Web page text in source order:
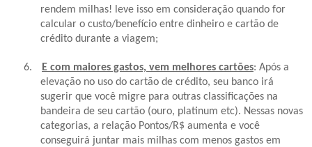
rendem milhas! leve isso em consideração quando for
calcular o custo/benefício entre dinheiro e cartão de
crédito durante a viagem;
6. E com maiores gastos, vem melhores cartões: Após a
elevação no uso do cartão de crédito, seu banco irá
sugerir que você migre para outras classificações na
bandeira de seu cartão (ouro, platinum etc). Nessas novas
categorias, a relação Pontos/R$ aumenta e você
conseguirá juntar mais milhas com menos gastos em